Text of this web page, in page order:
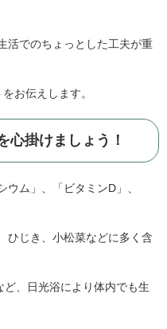
活でのちょっとした工夫が重
お伝えします。
掛けましょう！
ム」、「ビタミンD」、
ひじき、小松菜などに多く含
ど、日光浴により体内でも生